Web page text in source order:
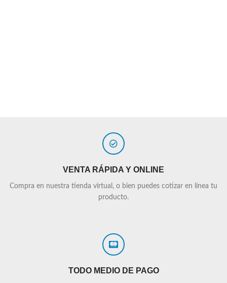
VENTA RÁPIDA Y ONLINE
Compra en nuestra tienda virtual, o bien puedes cotizar en línea tu
producto.
TODO MEDIO DE PAGO